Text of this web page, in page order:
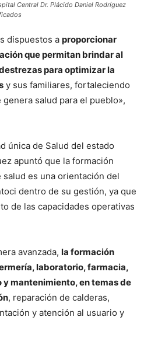
Central Dr. Plácido Daniel Rodríguez
dispuestos a proporcionar
que permitan brindar al
para optimizar la
y sus familiares, fortaleciendo
salud para el pueblo»,
única de Salud del estado
apuntó que la formación
es una orientación del
dentro de su gestión, ya que
de las capacidades operativas
avanzada, la formación
laboratorio, farmacia,
mantenimiento, en temas de
, reparación de calderas,
y atención al usuario y